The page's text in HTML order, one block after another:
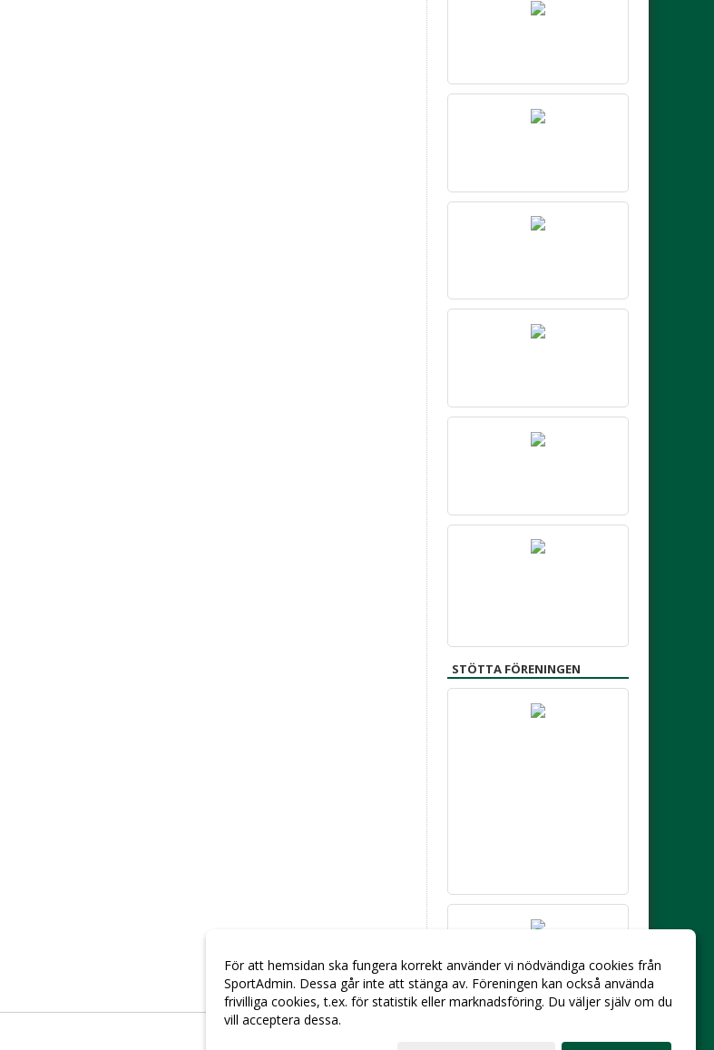
STÖTTA FÖRENINGEN
För att hemsidan ska fungera korrekt använder vi nödvändiga cookies från
SportAdmin. Dessa går inte att stänga av. Föreningen kan också använda
frivilliga cookies, t.ex. för statistik eller marknadsföring. Du väljer själv om du
vill acceptera dessa.